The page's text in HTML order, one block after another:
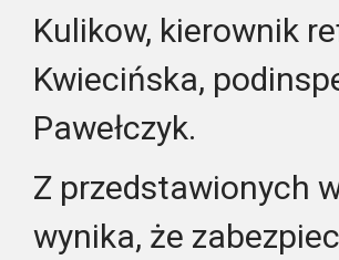
Kulikow, kierownik
Kwiecińska,
Pawełczyk.
Z przedstawionych
wynika, że